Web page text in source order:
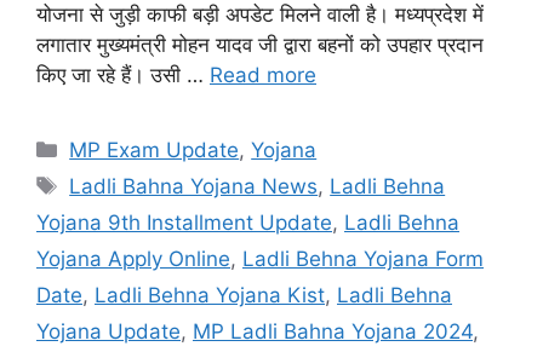
योजना से जुड़ी काफी बड़ी अपडेट मिलने वाली है। मध्यप्रदेश में
लगातार मुख्यमंत्री मोहन यादव जी द्वारा बहनों को उपहार प्रदान
किए जा रहे हैं। उसी … Read more
Categories
MP Exam Update,Yojana
Tags
Ladli Bahna Yojana News, Ladli Behna
Yojana 9th Installment Update, Ladli Behna
Yojana Apply Online, Ladli Behna Yojana Form
Date, Ladli Behna Yojana Kist, Ladli Behna
Yojana Update, MP Ladli Bahna Yojana 2024,